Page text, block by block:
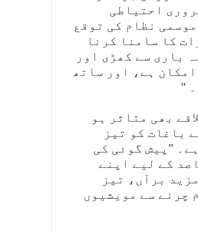
احتیاطی
نظام کی توقع
کا سامنا کرنا
باری سے کھڑی اور
ہے، اور ساتھ
"
بھی متاثر ہو
باغات کو تیز
"پیش گوئی کی
کے لیے اپنے
برآں، تیز
چرنے سے مویشیوں